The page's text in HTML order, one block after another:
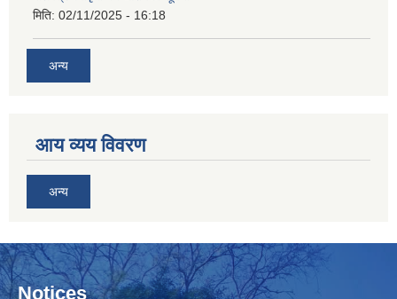
मिति: 02/11/2025 - 16:18
अन्य
आय व्यय विवरण
अन्य
Notices